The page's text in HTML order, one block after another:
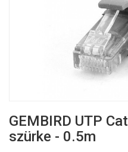
GEMBIRD UTP
szürke - 0.5m